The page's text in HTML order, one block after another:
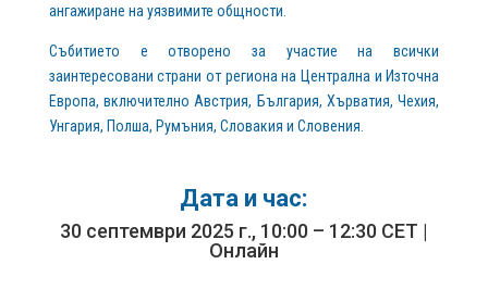
ангажиране на уязвимите общности.
Събитието е отворено за участие на всички
заинтересовани страни от региона на Централна и Източна
Европа, включително Австрия, България, Хърватия, Чехия,
Унгария, Полша, Румъния, Словакия и Словения.
Дата и час:
30 септември 2025 г., 10:00 – 12:30 CET |
Онлайн